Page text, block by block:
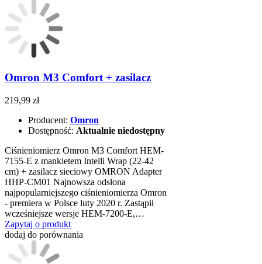
Omron M3 Comfort + zasilacz
219,99 zł
Producent: Omron
Dostępność: Aktualnie niedostępny
Ciśnieniomierz Omron M3 Comfort HEM-
7155-E z mankietem Intelli Wrap (22-42
cm) + zasilacz sieciowy OMRON Adapter
HHP-CM01 Najnowsza odsłona
najpopularniejszego ciśnieniomierza Omron
- premiera w Polsce luty 2020 r. Zastąpił
wcześniejsze wersje HEM-7200-E,…
Zapytaj o produkt
dodaj do porównania